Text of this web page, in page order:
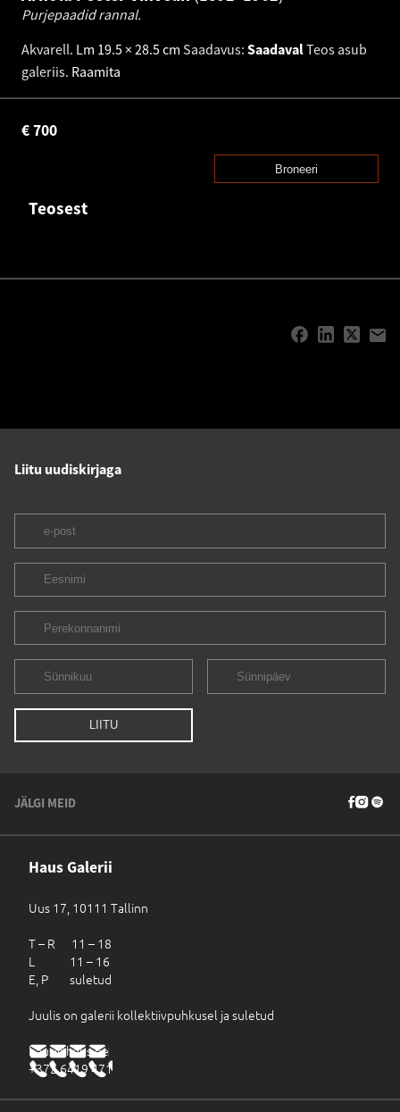
Purjepaadid rannal.
Akvarell. Lm 19.5 × 28.5 cm Saadavus: SaadavalTeos asub
galeriis. Raamita
700
€
Broneeri
Teosest
Liitu uudiskirjaga
JÄLGI MEID
Haus Galerii
Uus 17, 10111 Tallinn
T – R 11 – 18
L 11 – 16
E, P suletud
Juulis on galerii kollektiivpuhkusel ja suletud
haus@haus.ee
+372 6419 471